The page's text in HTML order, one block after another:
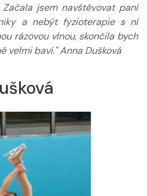
jsem navštěvovat paní
a nebýt fyzioterapie s ní
rázovou vlnou, skončila bych
velmi baví." Anna Dušková